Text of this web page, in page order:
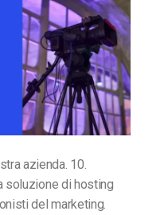
azienda. 10.
soluzione di hosting
del marketing.